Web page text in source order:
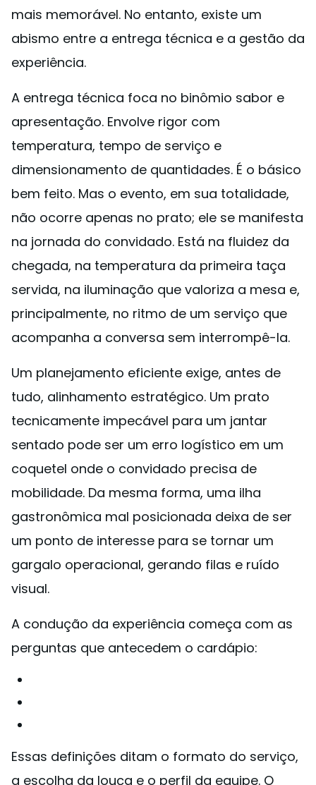
mais memorável. No entanto, existe um
abismo entre a entrega técnica e a gestão da
experiência.
A entrega técnica foca no binômio sabor e
apresentação. Envolve rigor com
temperatura, tempo de serviço e
dimensionamento de quantidades. É o básico
bem feito. Mas o evento, em sua totalidade,
não ocorre apenas no prato; ele se manifesta
na jornada do convidado. Está na fluidez da
chegada, na temperatura da primeira taça
servida, na iluminação que valoriza a mesa e,
principalmente, no ritmo de um serviço que
acompanha a conversa sem interrompê-la.
Um planejamento eficiente exige, antes de
tudo, alinhamento estratégico. Um prato
tecnicamente impecável para um jantar
sentado pode ser um erro logístico em um
coquetel onde o convidado precisa de
mobilidade. Da mesma forma, uma ilha
gastronômica mal posicionada deixa de ser
um ponto de interesse para se tornar um
gargalo operacional, gerando filas e ruído
visual.
A condução da experiência começa com as
perguntas que antecedem o cardápio:
Essas definições ditam o formato do serviço,
a escolha da louça e o perfil da equipe. O